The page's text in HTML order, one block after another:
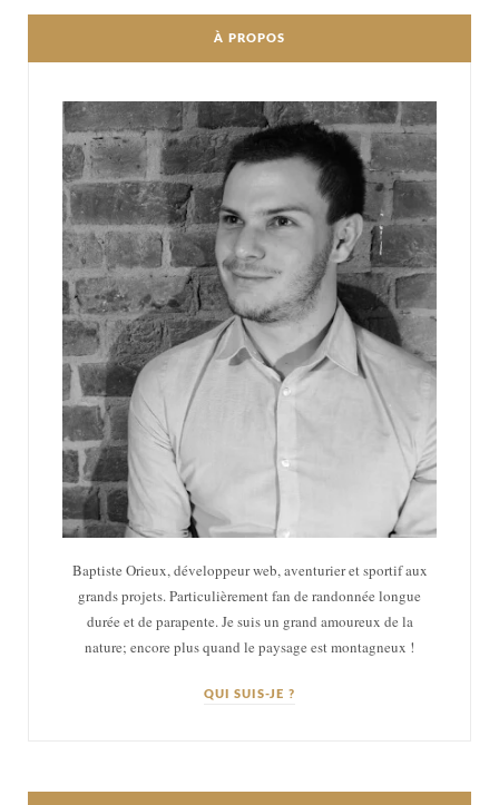
À PROPOS
Baptiste Orieux, développeur web, aventurier et sportif aux
grands projets. Particulièrement fan de randonnée longue
durée et de parapente. Je suis un grand amoureux de la
nature; encore plus quand le paysage est montagneux !
QUI SUIS-JE ?